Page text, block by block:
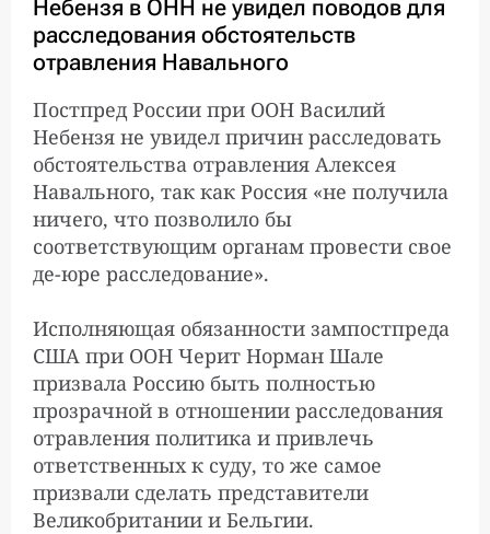
9:31:00
Бундесвер не может
раскрывать подробности
о результатах анализов
Навального из-за
7:13:00
МИД Польши опроверг
данные о телефонном
разговоре между
Варшавой и Берлином на
тему Навального
5:37:00
Глава МИД ФРГ назвал
«попыткой пустить пыль в
глаза» обвинения Москвы
в том, что Берлин
«тормозит»
расследование по делу
Навального
Небензя в ОНН не увидел поводов для
расследования обстоятельств
отравления Навального
Постпред России при ООН Василий
Небензя не увидел причин расследовать
обстоятельства отравления Алексея
Навального, так как Россия «не получила
ничего, что позволило бы
соответствующим органам провести свое
де-юре расследование».
Исполняющая обязанности зампостпреда
США при ООН Черит Норман Шале
призвала Россию быть полностью
прозрачной в отношении расследования
отравления политика и привлечь
ответственных к суду, то же самое
призвали сделать представители
Великобритании и Бельгии.